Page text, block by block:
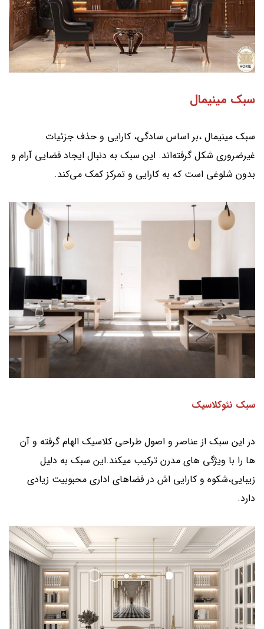
سبک مینیمال
سبک مینیمال ،بر اساس سادگی، کارایی و حذف جزئیات
غیرضروری شکل گرفته‌اند. این سبک به دنبال ایجاد فضایی آرام و
بدون شلوغی است که به کارایی و تمرکز کمک می‌کند.
سبک نئوکلاسیک
در این سبک از عناصر و اصول طراحی کلاسیک الهام گرفته و آن
ها را با ویژگی های مدرن ترکیب میکند.این سبک به دلیل
زیبایی،شکوه و کارایی اش در فضاهای اداری محبوبیت زیادی
دارد.